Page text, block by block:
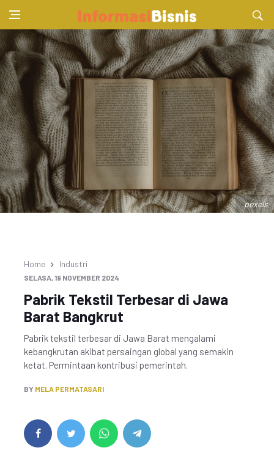
.pexels
Home Industri
SELASA, 19 NOVEMBER 2024
Pabrik Tekstil Terbesar di Jawa
Barat Bangkrut
Pabrik tekstil terbesar di Jawa Barat mengalami
kebangkrutan akibat persaingan global yang semakin
ketat. Permintaan kontribusi pemerintah.
BY MELA PERMATASARI